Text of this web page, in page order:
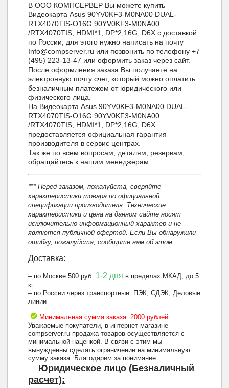
В ООО КОМПСЕРВЕР Вы можете купить
Видеокарта Asus 90YV0KF3-M0NA00 DUAL-
RTX4070TIS-O16G 90YV0KF3-M0NA00
/RTX4070TIS, HDMI*1, DP*2,16G, D6X с доставкой
по России, для этого нужно написать на почту
Info@compserver.ru или позвонить по телефону +7
(495) 223-13-47 или оформить заказ через сайт.
После оформления заказа Вы получаете на
электронную почту счет, который можно оплатить
безналичным платежом от юридического или
физического лица.
На Видеокарта Asus 90YV0KF3-M0NA00 DUAL-
RTX4070TIS-O16G 90YV0KF3-M0NA00
/RTX4070TIS, HDMI*1, DP*2,16G, D6X
предоставляется официальная гарантия
производителя в сервис центрах.
Так же по всем вопросам, деталям, резервам,
обращайтесь к нашим менеджерам.
*** Перед заказом, пожалуйста, сверяйте
характеристики товара по официальной
спецификации производителя. Технические
характеристики и цена на данном сайте носят
исключительно информационный характер и не
являются публичной офертой. Если Вы обнаружили
ошибку, пожалуйста, сообщите нам об этом.
Доставка:
– по Москве 500 руб: 1-2 дня в пределах МКАД, до 5
кг
– по России через транспортные: ПЭК, СДЭК, Деловые
линии
Минимальная сумма заказа: 2000 рублей.
Уважаемые покупатели, в интернет-магазине
compserver.ru продажа товаров осуществляется с
минимальной наценкой. В связи с этим мы
вынужденны сделать ограничение на минимальную
сумму заказа. Благодарим за понимание.
Юридическое лицо (Безналичный
расчет):